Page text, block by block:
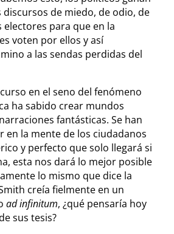
discursos de miedo, de odio, de
electores para que en la
voten por ellos y así
a las sendas perdidas del
en el seno del fenómeno
ha sabido crear mundos
fantásticas. Se han
en la mente de los ciudadanos
y perfecto que solo llegará si
esta nos dará lo mejor posible
lo mismo que dice la
creía fielmente en un
ad infinitum, ¿qué pensaría hoy
sus tesis?